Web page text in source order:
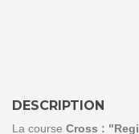
DESCRIPTION
La course Cross :